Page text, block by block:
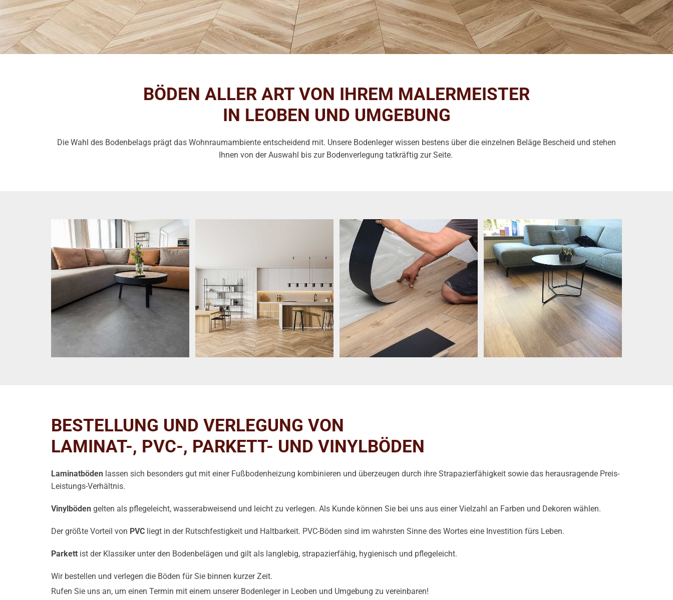
BÖDEN ALLER ART VON IHREM MALERMEISTER
IN LEOBEN UND UMGEBUNG
Die Wahl des Bodenbelags prägt das Wohnraumambiente entscheidend mit. Unsere Bodenleger wissen bestens über die einzelnen Beläge Bescheid und stehen
Ihnen von der Auswahl bis zur Bodenverlegung tatkräftig zur Seite.
BESTELLUNG UND VERLEGUNG VON
LAMINAT-, PVC-, PARKETT- UND VINYLBÖDEN
Laminatböden lassen sich besonders gut mit einer Fußbodenheizung kombinieren und überzeugen durch ihre Strapazierfähigkeit sowie das herausragende Preis-
Leistungs-Verhältnis.
Vinylböden gelten als pflegeleicht, wasserabweisend und leicht zu verlegen. Als Kunde können Sie bei uns aus einer Vielzahl an Farben und Dekoren wählen.
Der größte Vorteil von PVC liegt in der Rutschfestigkeit und Haltbarkeit. PVC-Böden sind im wahrsten Sinne des Wortes eine Investition fürs Leben.
Parkett ist der Klassiker unter den Bodenbelägen und gilt als langlebig, strapazierfähig, hygienisch und pflegeleicht.
Wir bestellen und verlegen die Böden für Sie binnen kurzer Zeit.
Rufen Sie uns an, um einen Termin mit einem unserer Bodenleger in Leoben und Umgebung zu vereinbaren!